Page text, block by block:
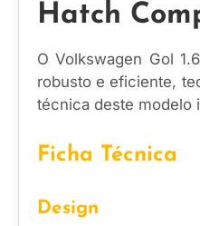
Hatch
O Volkswagen Gol
robusto e eficiente,
técnica deste modelo
Ficha Técnica
Design